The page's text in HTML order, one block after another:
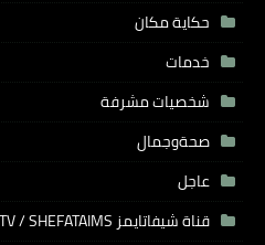
حكاية مكان
خدمات
شخصيات مشرفة
صحةوجمال
عاجل
قناة شيفاتايمز TV / SHEFATAIMS